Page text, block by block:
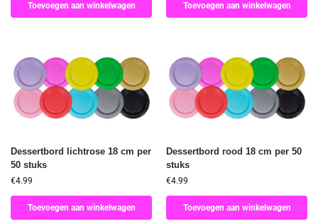
Toevoegen aan winkelwagen Toevoegen aan winkelwagen
Dessertbord lichtrose 18 cm per
50 stuks
€4.99
Toevoegen aan winkelwagen
Dessertbord rood 18 cm per 50
stuks
€4.99
Toevoegen aan winkelwagen